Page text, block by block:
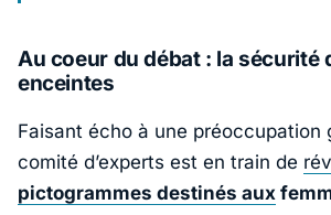
Au coeur du débat : la sécurité
enceintes
Faisant écho à une préoccupation
comité d’experts est en train de
pictogrammes destinés aux